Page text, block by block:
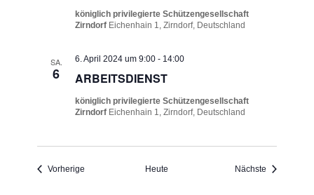
königlich privilegierte Schützengesellschaft
Zirndorf Eichenhain 1, Zirndorf, Deutschland
SA.
6 ARBEITSDIENST
6. April 2024 um 9:00 - 14:00
königlich privilegierte Schützengesellschaft
Zirndorf Eichenhain 1, Zirndorf, Deutschland
Vorherige VeranstaltungenHeute Nächste